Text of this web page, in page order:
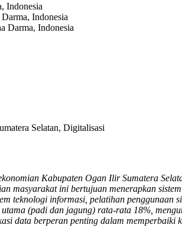
Indonesia
Indonesia
Darma, Indonesia
Selatan, Digitalisasi
Kabupaten Ogan Ilir Sumatera
masyarakat ini bertujuan menerapkan
teknologi informasi, pelatihan
(padi dan jagung) rata-rata 18%,
data berperan penting dalam